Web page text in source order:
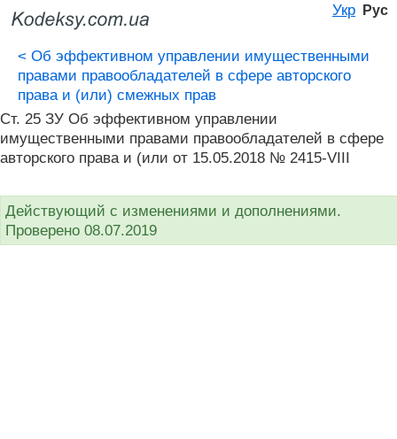
Укр Рус
< Об эффективном управлении имущественными
правами правообладателей в сфере авторского
права и (или) смежных прав
Ст. 25 ЗУ Об эффективном управлении
имущественными правами правообладателей в сфере
авторского права и (или от 15.05.2018 № 2415-VIII
Действующий с изменениями и дополнениями.
Проверено 08.07.2019